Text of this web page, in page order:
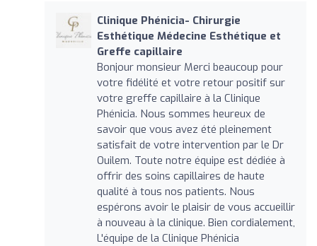
Clinique Phénicia- Chirurgie
Esthétique Médecine Esthétique et
Greffe capillaire
Bonjour monsieur Merci beaucoup pour
votre fidélité et votre retour positif sur
votre greffe capillaire à la Clinique
Phénicia. Nous sommes heureux de
savoir que vous avez été pleinement
satisfait de votre intervention par le Dr
Ouilem. Toute notre équipe est dédiée à
offrir des soins capillaires de haute
qualité à tous nos patients. Nous
espérons avoir le plaisir de vous accueillir
à nouveau à la clinique. Bien cordialement,
L'équipe de la Clinique Phénicia